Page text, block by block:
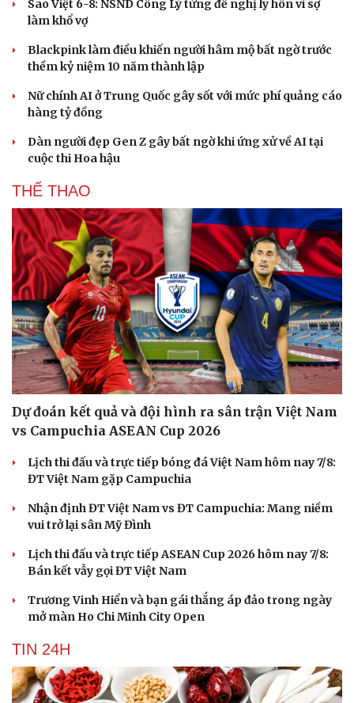
Du lịch
Tư vấn
Săn Tour
check-in
Câu chuyện thời sự
Đọc truyện đêm khuya
Cửa sổ tình yêu
Kể chuyện cho bé
Hạt giống tâm hồn
Sao Việt 6-8: NSND Công Lý từng đề nghị ly hôn vì sợ
làm khổ vợ
Blackpink làm điều khiến người hâm mộ bất ngờ trước
thềm kỷ niệm 10 năm thành lập
Nữ chính AI ở Trung Quốc gây sốt với mức phí quảng cáo
hàng tỷ đồng
Dàn người đẹp Gen Z gây bất ngờ khi ứng xử về AI tại
cuộc thi Hoa hậu
THỂ THAO
Dự đoán kết quả và đội hình ra sân trận Việt Nam
vs Campuchia ASEAN Cup 2026
Lịch thi đấu và trực tiếp bóng đá Việt Nam hôm nay 7/8:
ĐT Việt Nam gặp Campuchia
Nhận định ĐT Việt Nam vs ĐT Campuchia: Mang niềm
vui trở lại sân Mỹ Đình
Lịch thi đấu và trực tiếp ASEAN Cup 2026 hôm nay 7/8:
Bán kết vẫy gọi ĐT Việt Nam
Trương Vinh Hiển và bạn gái thắng áp đảo trong ngày
mở màn Ho Chi Minh City Open
TIN 24H